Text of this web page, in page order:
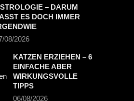
– DARUM
ES DOCH IMMER
08/2026
KATZEN ERZIEHEN – 6
EINFACHE ABER
WIRKUNGSVOLLE
TIPPS
06/08/2026